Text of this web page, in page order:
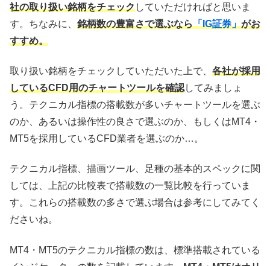
社の取り扱い銘柄をチェックしていただければと思いま
す。ちなみに、 銘柄数の豊富さで選ぶなら「IG証券」がお
すすめ。
取り扱い銘柄をチェックしていただいた上で、 各社が採用
しているCFD用のチャートツールを確認してみましょ
う。テクニカル指標の搭載数が多いチャートツールを選ぶ
のか、あるいは操作性の良さで選ぶのか、もしくはMT4・
MT5を採用しているCFD業者を選ぶのか…。
テクニカル指標、描画ツール、足種の基本的スペックに関
しては、上記の比較表で搭載数の一覧比較を行っていま
す。これらの搭載数の多さで選ぶ場合は参考にしてみてく
ださいね。
MT4・MT5のテクニカル指標の数は、標準搭載されている